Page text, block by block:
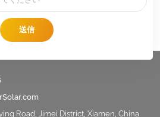
送信
Road, Jimei District, Xiamen, China